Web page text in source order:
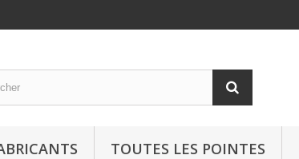
TOUTES LES POINTES